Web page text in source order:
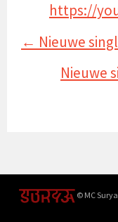
https://
Posts
← Nieuwe
Nieuwe
© MC